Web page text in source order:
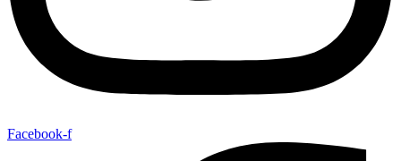
Facebook-f